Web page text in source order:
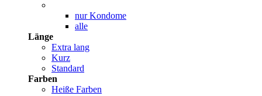
nur Kondome
alle
Länge
Extra lang
Kurz
Standard
Farben
Heiße Farben